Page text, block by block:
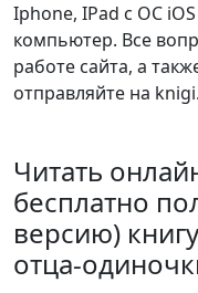
Iphone, IPad с ОС
компьютер. Все
работе сайта, а
отправляйте на
Читать
бесплатно
версию)
отца-